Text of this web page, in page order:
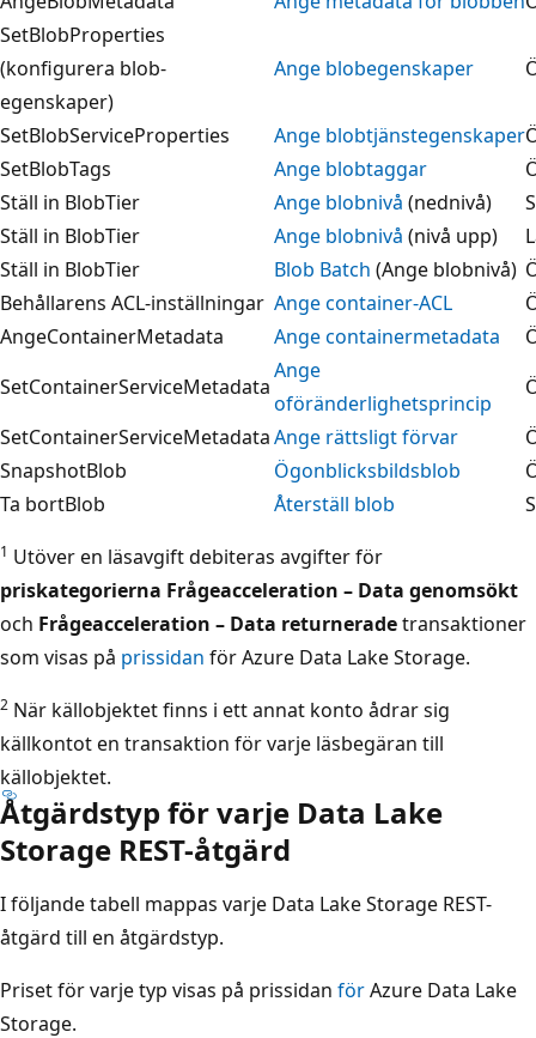
SetBlobProperties
(konfigurera blob-
egenskaper)
Ange blobegenskaper
SetBlobServiceProperties Ange blobtjänstegenskaper
SetBlobTags
Ange blobtaggar
Ställ in BlobTier
Ange blobnivå (nednivå)
Ställ in BlobTier
Ange blobnivå (nivå upp)
Ställ in BlobTier
Blob Batch (Ange blobnivå)
Behållarens ACL-inställningar Ange container-ACL
AngeContainerMetadata
Ange containermetadata
SetContainerServiceMetadata
Ange
oföränderlighetsprincip
SetContainerServiceMetadataAnge rättsligt förvar
SnapshotBlob
Ögonblicksbildsblob
Ta bortBlob
Återställ blob
1 Utöver en läsavgift debiteras avgifter för
priskategorierna Frågeacceleration – Data genomsökt
och Frågeacceleration – Data returneradetransaktioner
som visas på prissidan för Azure Data Lake Storage.
2 När källobjektet finns i ett annat konto ådrar sig
källkontot en transaktion för varje läsbegäran till
källobjektet.
Åtgärdstyp för varje Data Lake
Storage REST-åtgärd
I följande tabell mappas varje Data Lake Storage REST-
åtgärd till en åtgärdstyp.
Priset för varje typ visas på prissidan förAzure Data Lake
Storage.